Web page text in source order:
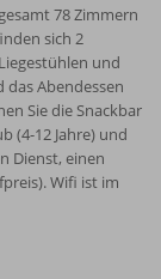
78 Zimmern
sich 2
und
Abendessen
Sie die Snackbar
(4-12 Jahre) und
Dienst, einen
Wifi ist im